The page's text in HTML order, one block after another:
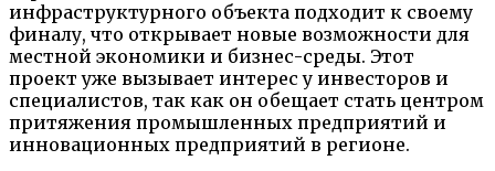
инфраструктурного объекта подходит к своему
финалу, что открывает новые возможности для
местной экономики и бизнес-среды. Этот
проект уже вызывает интерес у инвесторов и
специалистов, так как он обещает стать центром
притяжения промышленных предприятий и
инновационных предприятий в регионе.